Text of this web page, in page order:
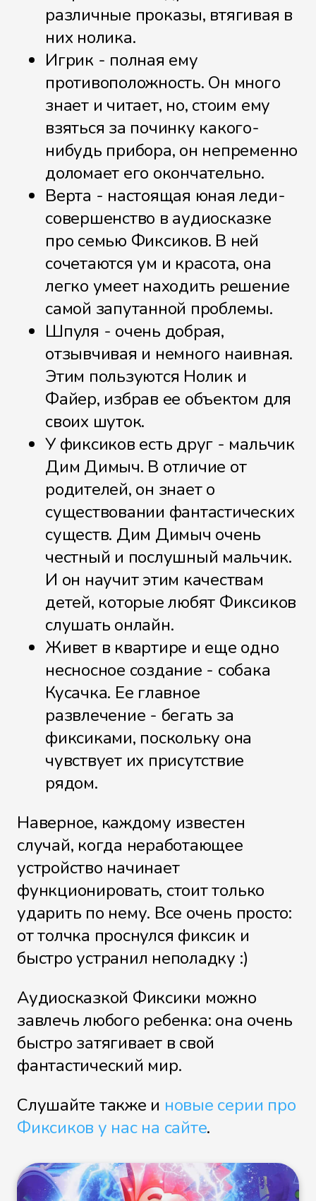
Пульт
Пятно
Пылесос
Рычаг
Сила трения
Солнечная батарея
Сотовый телефон
Степлер
Стиральная машина
Штрих-код
Термометр
Термос
Трубы
Вентиляция
Вентилятор
различные проказы, втягивая в
них нолика.
Игрик - полная ему
противоположность. Он много
знает и читает, но, стоим ему
взяться за починку какого-
нибудь прибора, он непременно
доломает его окончательно.
Верта - настоящая юная леди-
совершенство в аудиосказке
про семью Фиксиков. В ней
сочетаются ум и красота, она
легко умеет находить решение
самой запутанной проблемы.
Шпуля - очень добрая,
отзывчивая и немного наивная.
Этим пользуются Нолик и
Файер, избрав ее объектом для
своих шуток.
У фиксиков есть друг - мальчик
Дим Димыч. В отличие от
родителей, он знает о
существовании фантастических
существ. Дим Димыч очень
честный и послушный мальчик.
И он научит этим качествам
детей, которые любят Фиксиков
слушать онлайн.
Живет в квартире и еще одно
несносное создание - собака
Кусачка. Ее главное
развлечение - бегать за
фиксиками, поскольку она
чувствует их присутствие
рядом.
Наверное, каждому известен
случай, когда неработающее
устройство начинает
функционировать, стоит только
ударить по нему. Все очень просто:
от толчка проснулся фиксик и
быстро устранил неполадку :)
Аудиосказкой Фиксики можно
завлечь любого ребенка: она очень
быстро затягивает в свой
фантастический мир.
Слушайте также и новые серии про
Фиксиков у нас на сайте.